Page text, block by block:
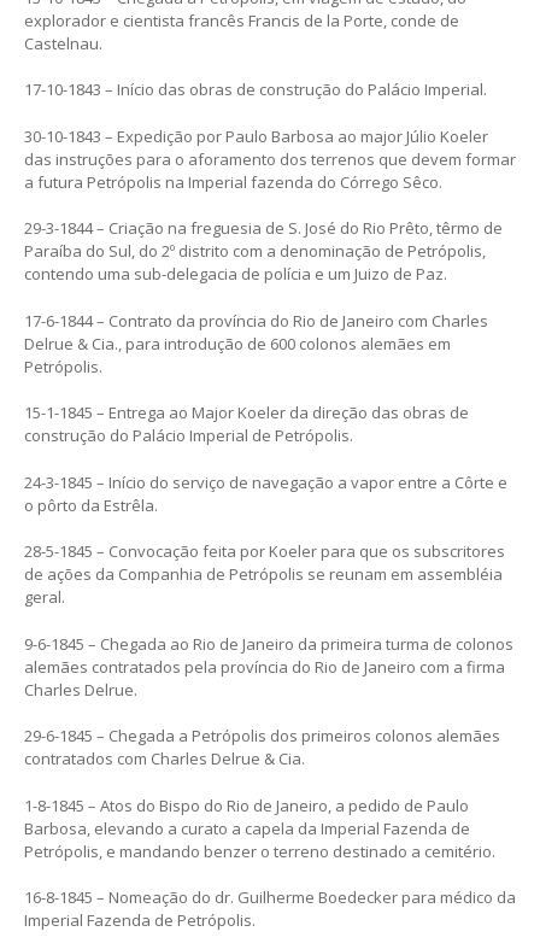
explorador e cientista francês Francis de la Porte, conde de
Castelnau.
17-10-1843 – Início das obras de construção do Palácio Imperial.
30-10-1843 – Expedição por Paulo Barbosa ao major Júlio Koeler
das instruções para o aforamento dos terrenos que devem formar
a futura Petrópolis na Imperial fazenda do Córrego Sêco.
29-3-1844 – Criação na freguesia de S. José do Rio Prêto, têrmo de
Paraíba do Sul, do 2º distrito com a denominação de Petrópolis,
contendo uma sub-delegacia de polícia e um Juizo de Paz.
17-6-1844 – Contrato da província do Rio de Janeiro com Charles
Delrue & Cia., para introdução de 600 colonos alemães em
Petrópolis.
15-1-1845 – Entrega ao Major Koeler da direção das obras de
construção do Palácio Imperial de Petrópolis.
24-3-1845 – Início do serviço de navegação a vapor entre a Côrte e
o pôrto da Estrêla.
28-5-1845 – Convocação feita por Koeler para que os subscritores
de ações da Companhia de Petrópolis se reunam em assembléia
geral.
9-6-1845 – Chegada ao Rio de Janeiro da primeira turma de colonos
alemães contratados pela província do Rio de Janeiro com a firma
Charles Delrue.
29-6-1845 – Chegada a Petrópolis dos primeiros colonos alemães
contratados com Charles Delrue & Cia.
1-8-1845 – Atos do Bispo do Rio de Janeiro, a pedido de Paulo
Barbosa, elevando a curato a capela da Imperial Fazenda de
Petrópolis, e mandando benzer o terreno destinado a cemitério.
16-8-1845 – Nomeação do dr. Guilherme Boedecker para médico da
Imperial Fazenda de Petrópolis.